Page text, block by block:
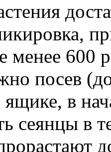
менее 600
посев
в
сеянцы в